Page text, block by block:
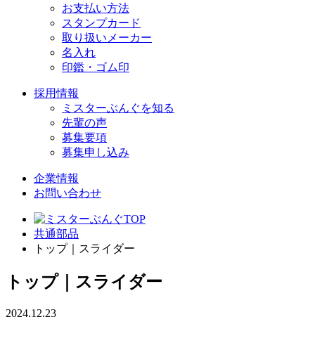
お支払い方法
スタンプカード
取り扱いメーカー
名入れ
印鑑・ゴム印
採用情報
ミスターぶんぐを知る
先輩の声
募集要項
募集申し込み
企業情報
お問い合わせ
共通部品
トップ｜スライダー
トップ｜スライダー
2024.12.23